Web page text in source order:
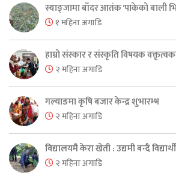
स्याङ्जामा बाँदर आतंक ‘पाकेको बाली
१ महिना अगाडि
हाम्रो संस्कार र संस्कृति विषयक
२ महिना अगाडि
गल्याङमा कृषि बजार केन्द्र शुभारम्भ
२ महिना अगाडि
विद्यालयमै केरा खेती : उद्यमी बन्दै विद्यार्थी
२ महिना अगाडि